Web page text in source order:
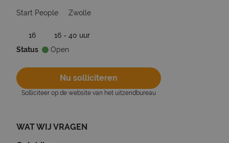
Start People Zwolle
16
16 - 40 uur
Status
Open
Nu solliciteren
Solliciteer op de website van het uitzendbureau
WAT WIJ VRAGEN